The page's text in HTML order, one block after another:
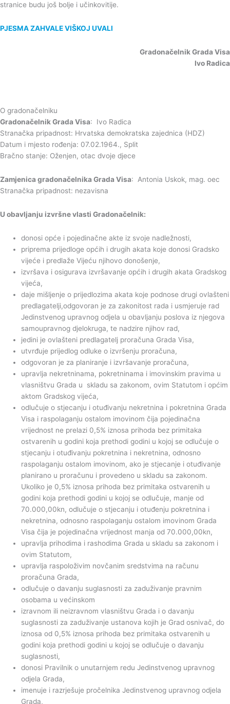
stranice budu još bolje i učinkovitije.
PJESMA ZAHVALE VIŠKOJ UVALI
Gradonačelnik Grada Visa
Ivo Radica
O gradonačelniku
Gradonačelnik Grada Visa: Ivo Radica
Stranačka pripadnost: Hrvatska demokratska zajednica (HDZ)
Datum i mjesto rođenja: 07.02.1964., Split
Bračno stanje: Oženjen, otac dvoje djece
Zamjenica gradonačelnika Grada Visa: Antonia Uskok, mag. oec
Stranačka pripadnost: nezavisna
U obavljanju izvršne vlasti Gradonačelnik:
donosi opće i pojedinačne akte iz svoje nadležnosti,
priprema prijedloge općih i drugih akata koje donosi Gradsko
vijeće i predlaže Vijeću njihovo donošenje,
izvršava i osigurava izvršavanje općih i drugih akata Gradskog
vijeća,
daje mišljenje o prijedlozima akata koje podnose drugi ovlašteni
predlagatelji,odgovoran je za zakonitost rada i usmjeruje rad
Jedinstvenog upravnog odjela u obavljanju poslova iz njegova
samoupravnog djelokruga, te nadzire njihov rad,
jedini je ovlašteni predlagatelj proračuna Grada Visa,
utvrđuje prijedlog odluke o izvršenju proračuna,
odgovoran je za planiranje i izvršavanje proračuna,
upravlja nekretninama, pokretninama i imovinskim pravima u
vlasništvu Grada u skladu sa zakonom, ovim Statutom i općim
aktom Gradskog vijeća,
odlučuje o stjecanju i otuđivanju nekretnina i pokretnina Grada
Visa i raspolaganju ostalom imovinom čija pojedinačna
vrijednost ne prelazi 0,5% iznosa prihoda bez primitaka
ostvarenih u godini koja prethodi godini u kojoj se odlučuje o
stjecanju i otuđivanju pokretnina i nekretnina, odnosno
raspolaganju ostalom imovinom, ako je stjecanje i otuđivanje
planirano u proračunu i provedeno u skladu sa zakonom.
Ukoliko je 0,5% iznosa prihoda bez primitaka ostvarenih u
godini koja prethodi godini u kojoj se odlučuje, manje od
70.000,00kn, odlučuje o stjecanju i otuđenju pokretnina i
nekretnina, odnosno raspolaganju ostalom imovinom Grada
Visa čija je pojedinačna vrijednost manja od 70.000,00kn,
upravlja prihodima i rashodima Grada u skladu sa zakonom i
ovim Statutom,
upravlja raspoloživim novčanim sredstvima na računu
proračuna Grada,
odlučuje o davanju suglasnosti za zaduživanje pravnim
osobama u većinskom
izravnom ili neizravnom vlasništvu Grada i o davanju
suglasnosti za zaduživanje ustanova kojih je Grad osnivač, do
iznosa od 0,5% iznosa prihoda bez primitaka ostvarenih u
godini koja prethodi godini u kojoj se odlučuje o davanju
suglasnosti,
donosi Pravilnik o unutarnjem redu Jedinstvenog upravnog
odjela Grada,
imenuje i razrješuje pročelnika Jedinstvenog upravnog odjela
Grada,